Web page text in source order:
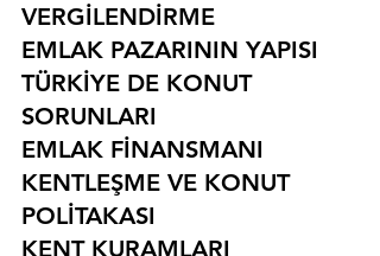
VERGİLENDİRME
EMLAK PAZARININ YAPISI
TÜRKİYE DE KONUT
SORUNLARI
EMLAK FİNANSMANI
KENTLEŞME VE KONUT
POLİTAKASI
KENT KURAMLARI